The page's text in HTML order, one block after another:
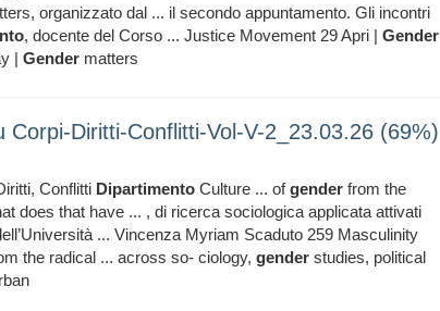
organizzato dal ... il secondo appuntamento. Gli incontri
, docente del Corso ... Justice Movement 29 Apri | Gender
| Gender matters
Diritti-Conflitti-Vol-V-2_23.03.26 (69%)
Conflitti Dipartimento Culture ... ofgender from the
does that have ... , di ricerca sociologica applicata attivati
... Vincenza Myriam Scaduto 259 Masculinity
the radical ... across so- ciology, gender studies, political